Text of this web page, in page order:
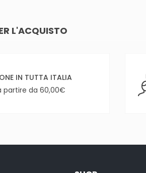
L'ACQUISTO
IN TUTTA ITALIA
partire da 60,00€